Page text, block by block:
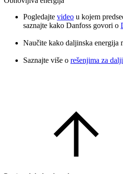
Pogledajte video u kojem
saznajte kako Danfoss govori o
Naučite kako daljinska energija
Saznajte više o rešenjima za